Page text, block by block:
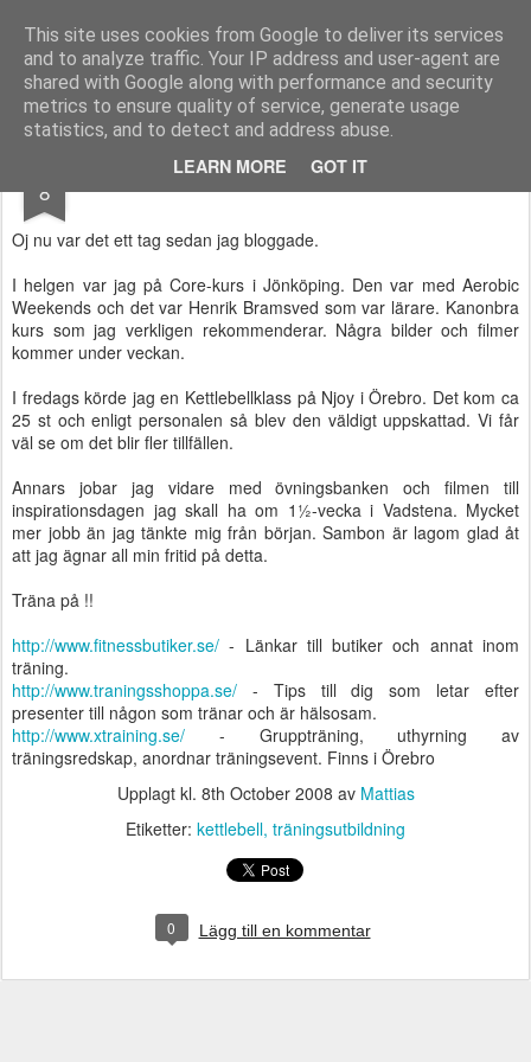
This site uses cookies from Google to deliver its services
and to analyze traffic. Your IP address and user-agent are
shared with Google along with performance and security
metrics to ensure quality of service, generate usage
statistics, and to detect and address abuse.
LEARN MORE GOT IT
Functional Fitness by Mattias - Träningsinspiration & träningsfilmer
Pages
8 Core-kurs
Oj nu var det ett tag sedan jag bloggade.
I helgen var jag på Core-kurs i Jönköping. Den var med Aerobic
Weekends och det var Henrik Bramsved som var lärare. Kanonbra
kurs som jag verkligen rekommenderar. Några bilder och filmer
kommer under veckan.
I fredags körde jag en Kettlebellklass på Njoy i Örebro. Det kom ca
25 st och enligt personalen så blev den väldigt uppskattad. Vi får
väl se om det blir fler tillfällen.
Annars jobar jag vidare med övningsbanken och filmen till
inspirationsdagen jag skall ha om 1½-vecka i Vadstena. Mycket
mer jobb än jag tänkte mig från början. Sambon är lagom glad åt
att jag ägnar all min fritid på detta.
Träna på !!
http://www.fitnessbutiker.se/ - Länkar till butiker och annat inom
träning.
http://www.traningsshoppa.se/ - Tips till dig som letar efter
presenter till någon som tränar och är hälsosam.
http://www.xtraining.se/ - Gruppträning, uthyrning av
träningsredskap, anordnar träningsevent. Finns i Örebro
Upplagt kl. 8th October 2008 av Mattias
Etiketter: kettlebell träningsutbildning
0 Lägg till en kommentar